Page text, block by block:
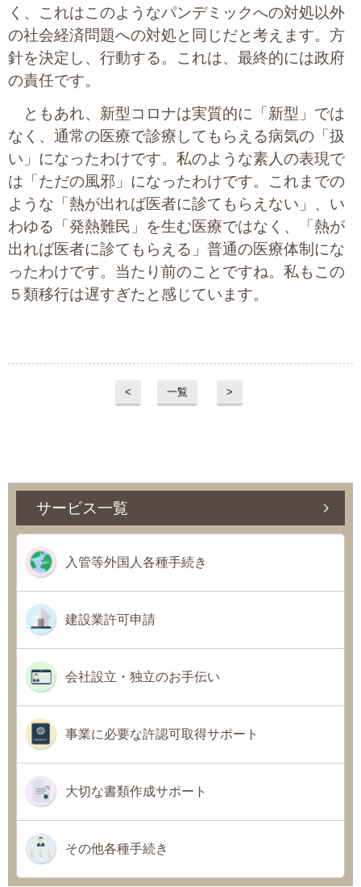
く、これはこのようなパンデミックへの対処以外
の社会経済問題への対処と同じだと考えます。方
針を決定し、行動する。これは、最終的には政府
の責任です。
ともあれ、新型コロナは実質的に「新型」では
なく、通常の医療で診療してもらえる病気の「扱
い」になったわけです。私のような素人の表現で
は「ただの風邪」になったわけです。これまでの
ような「熱が出れば医者に診てもらえない」、い
わゆる「発熱難民」を生む医療ではなく、「熱が
出れば医者に診てもらえる」普通の医療体制にな
ったわけです。当たり前のことですね。私もこの
５類移行は遅すぎたと感じています。
< 一覧 >
サービス一覧
入管等外国人各種手続き
建設業許可申請
会社設立・独立のお手伝い
事業に必要な許認可取得サポート
大切な書類作成サポート
その他各種手続き